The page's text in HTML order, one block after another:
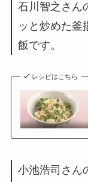
石川智之さん
ッと炒めた釜
飯です。
レシピはこちら
小池浩司さん